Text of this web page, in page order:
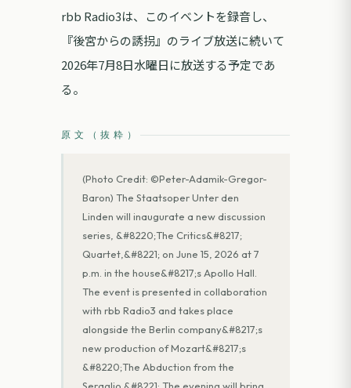
rbb Radio3は、このイベントを録音し、
『後宮からの誘拐』のライブ放送に続いて
2026年7月8日水曜日に放送する予定であ
る。
原文（抜粋）
(Photo Credit: ©Peter-Adamik-Gregor-
Baron) The Staatsoper Unter den
Linden will inaugurate a new discussion
series, &#8220;The Critics&#8217;
Quartet,&#8221; on June 15, 2026 at 7
p.m. in the house&#8217;s Apollo Hall.
The event is presented in collaboration
with rbb Radio3 and takes place
alongside the Berlin company&#8217;s
new production of Mozart&#8217;s
&#8220;The Abduction from the